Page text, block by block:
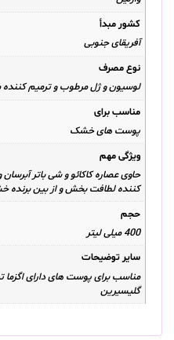
کشور مبدأ
آفریقای جنوبی
نوع مصرف
لوسیون و ژل مرطوب و ترمیم
مناسب برای
پوست های خشک
ویژگی مهم
حاوی عصاره کاکائو و شی باتر
کننده لطافت بخش و از بین
حجم
400 میلی لیتر
سایر توضیحات
مناسب برای پوست های دارای اگزما
گلیسیرین